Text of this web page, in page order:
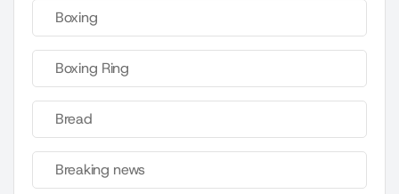
Boxing
Boxing Ring
Bread
Breaking news